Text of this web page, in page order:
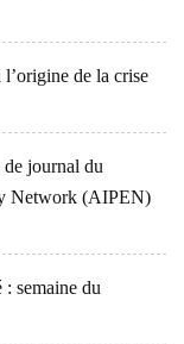
de la crise
journal du
Network (AIPEN)
: semaine du